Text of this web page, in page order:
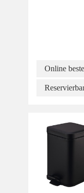
Online